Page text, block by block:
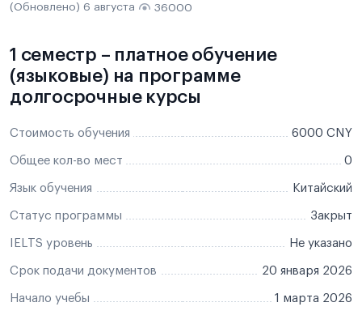
(Обновлено) 6 августа 36000
1 семестр – платное обучение
(языковые) на программе
долгосрочные курсы
Стоимость обучения 6000 CNY
Общее кол-во мест 0
Язык обучения Китайский
Статус программы Закрыт
IELTS уровень Не указано
Срок подачи документов 20 января 2026
Начало учебы 1 марта 2026